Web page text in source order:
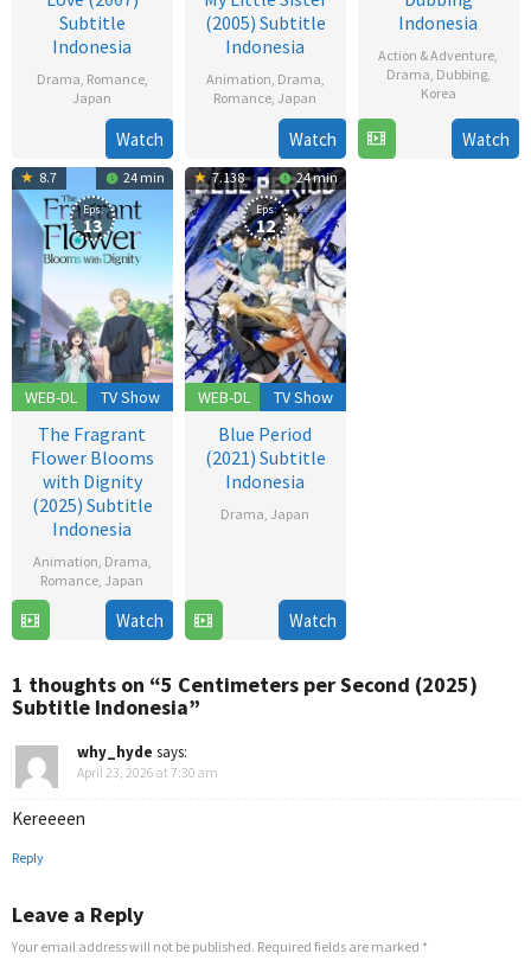
Subtitle
Indonesia
Drama, Romance,
Japan
Jun
2007
Hiroshi
Ando
Watch
(2005) Subtitle
Indonesia
Animation, Drama,
Romance, Japan
May
2005
Mayumi
Nishimoto
Watch
Indonesia
Action & Adventure,
Drama, Dubbing,
Korea
Dec
Watch
8.7 24 min
WEB-DL
Eps:
13
TV Show
The Fragrant
Flower Blooms
with Dignity
(2025) Subtitle
Indonesia
Animation, Drama,
Romance, Japan
Jul
Watch
7.138 24 min
WEB-DL
Eps:
12
TV Show
Blue Period
(2021) Subtitle
Indonesia
Drama, Japan
2021
Watch
1 thoughts on “5 Centimeters per Second (2025)
Subtitle Indonesia”
why_hyde says:
April 23, 2026 at 7:30 am
Kereeeen
Reply
Leave a Reply
Your email address will not be published. Required fields are marked *